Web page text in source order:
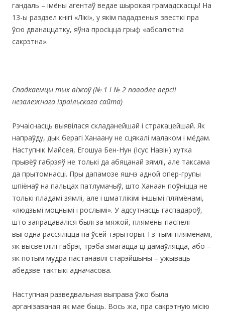
гандаль – імёны агентаў ведае шырокая грамадскасць! На
13-ы раздзел кнігі «Лікі», у якім пададзеныя звесткі пра
ўсю дванаццатку, яўна просіцца грыф «абсалютна
сакрэтна».
Cпадкаемцы тых віжоў(№ 1 і № 2 паводле версіі
незалежнага ізраільскага сайта)
Рэчаіснасць выявілася складанейшай і стракацейшай. Як
напраўду, дык берагі Ханаану не сцякалі малаком і мёдам.
Наступнік Майсея, Егошуа Бен-Нун (Ісус Навін) хутка
прывёў габрэяў не толькі да абяцанай зямлі, але таксама
да прытомнасці. Пры дапамозе яшчэ адной опер-групы
шпіёнаў на пальцах патлумачыў, што Ханаан поўніцца не
толькі пладамі зямлі, але і шматлікімі іншымі плямёнамі,
«людзьмі моцнымі і рослымі». У адсутнасць гаспадароў,
што запрацаваліся былі за мяжой, плямёны паспелі
выгодна рассяліцца па ўсёй тэрыторыі. І з тымі плямёнамі,
як высветлілі габрэі, трэба змагацца ці дамаўляцца, або –
як потым мудра пастанавілі старэйшыны – ужываць
абедзве тактыкі адначасова.
Наступная разведвальная выправа ўжо была
арганізаваная як мае быць. Вось жа, пра сакрэтную місію